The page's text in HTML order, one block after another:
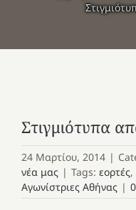
Στιγμιότυπα
24 Μαρτίου, 2014 |
νέα μας | Tags: εορτές,
Αγωνίστριες Αθήνας |